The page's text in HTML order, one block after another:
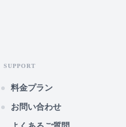
SUPPORT
料金プラン
お問い合わせ